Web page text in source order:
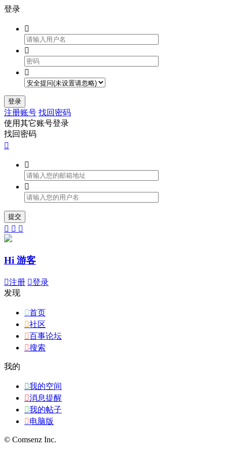
登录



登录
注册账号 找回密码
使用其它账号登录
找回密码



提交
  
Hi 游客
注册 登录
发现
首页
社区
百事论坛
搜索
我的
我的空间
消息提醒
我的帖子
电脑版
© Comsenz Inc.